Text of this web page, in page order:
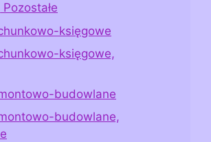
księgowe
księgowe,
budowlane
budowlane,